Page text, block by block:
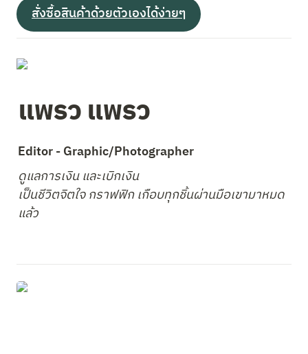
สั่งซื้อสินค้าด้วยตัวเองได้ง่ายๆ
แพรว แพรว
Editor - Graphic/Photographer
ดูแลการเงิน และเบิกเงิน
เป็นชีวิตจิตใจ กราฟฟิก เกือบทุกชิ้นผ่านมือเขามาหมด
แล้ว
รายการสินค้าวันนี้ อาหารทะเลปลอดภัย